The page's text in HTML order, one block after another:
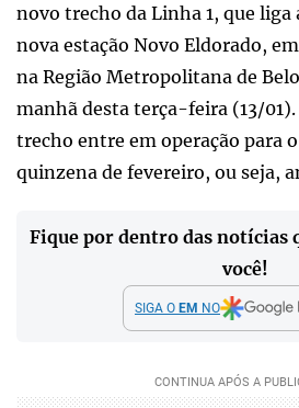
novo trecho da Linha 1, que liga
nova estação Novo Eldorado,
na Região Metropolitana de
manhã desta terça-feira (13/01).
trecho entre em operação para
quinzena de fevereiro, ou seja,
Fique por dentro das notícias
você!
SIGA O EM NO